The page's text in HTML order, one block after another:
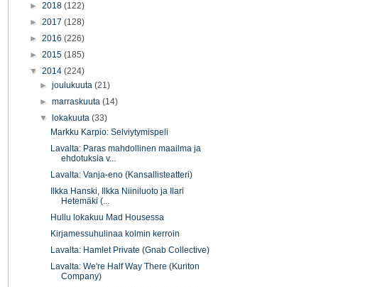
► 2018 (122)
► 2017 (128)
► 2016 (226)
► 2015 (185)
▼ 2014 (224)
►joulukuuta(21)
►marraskuuta(14)
▼
lokakuuta(33)
Markku Karpio: Selviytymispeli
Lavalta: Paras mahdollinen maailma ja
ehdotuksia v...
Lavalta: Vanja-eno (Kansallisteatteri)
Ilkka Hanski, Ilkka Niiniluoto ja Ilari
Hetemäki (...
Hullu lokakuu Mad Housessa
Kirjamessuhulinaa kolmin kerroin
Lavalta: Hamlet Private (Gnab Collective)
Lavalta: We're Half Way There (Kuriton
Company)